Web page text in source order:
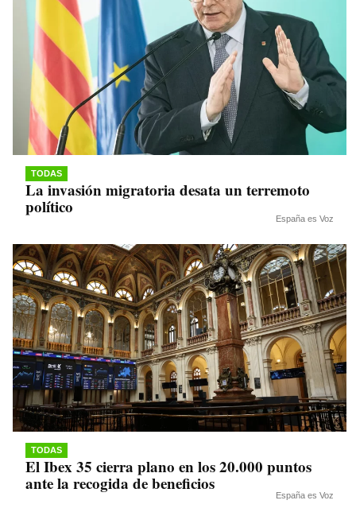
TODAS
La invasión migratoria desata un terremoto
político
España es Voz
TODAS
El Ibex 35 cierra plano en los 20.000 puntos
ante la recogida de beneficios
España es Voz